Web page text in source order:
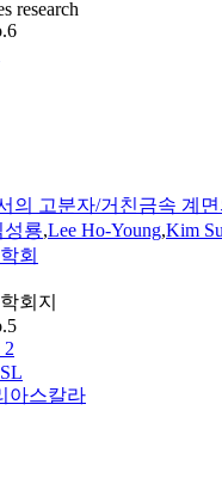
research
의 고분자/거친금속 계
성룡,Lee Ho-Young,Kim
회
회지
2
아스칼라